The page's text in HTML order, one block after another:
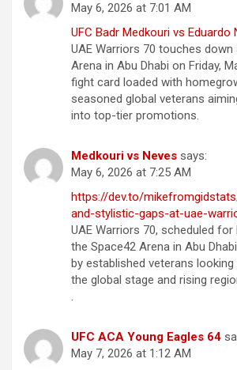
May 6, 2026 at 7:01 AM
UFC Badr Medkouri vs Eduardo
UAE Warriors 70 touches
Arena in Abu Dhabi on Friday,
fight card loaded with
seasoned global veterans
into top-tier promotions.
Medkouri vs Neves says:
May 6, 2026 at 7:25 AM
https://dev.to/
and-stylistic-gaps-at-uae-
UAE Warriors 70, scheduled for
the Space42 Arena in Abu
by established veterans
the global stage and rising
.
UFC ACA Young Eagles 64
May 7, 2026 at 1:12 AM